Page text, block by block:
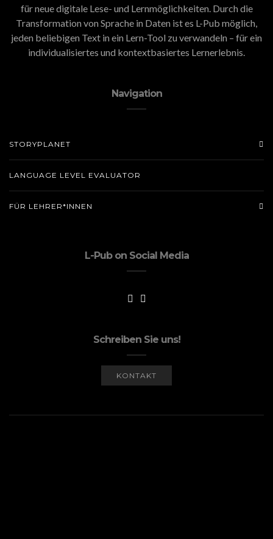
für neue digitale Lese- und Lernmöglichkeiten. Durch die
Transformation von Sprache in Daten ist es L-Pub möglich,
jeden beliebigen Text in ein Lern-Tool zu verwandeln – für ein
individualisiertes und kontextbasiertes Lernerlebnis.
Navigation
STORYPLANET
LANGUAGE LEVEL EVALUATOR
FÜR LEHRER*INNEN
L-Pub on Social Media
Schreiben Sie uns!
KONTAKT